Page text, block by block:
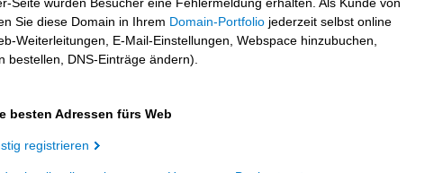
Sie diese Domain in Ihrem Domain-Portfolio jederzeit selbst online
Weiterleitungen, E-Mail-Einstellungen, Webspace hinzubuchen,
bestellen, DNS-Einträge ändern).
besten Adressen fürs Web
registrieren